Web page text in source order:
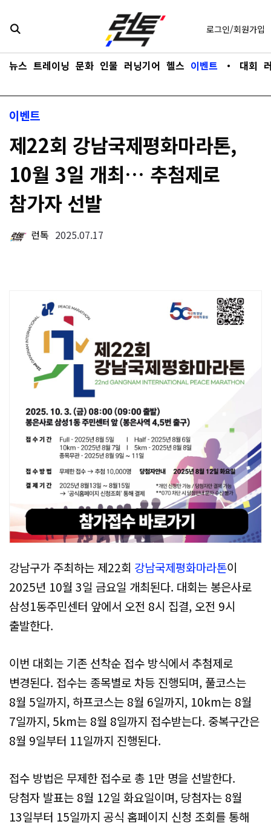
바로가기
뉴스 트레이닝 문화 인물 러닝기어 헬스 이벤트 ・ 대회
로그인/회원가입
이벤트
제22회 강남국제평화마라톤,
10월 3일 개최… 추첨제로
참가자 선발
런톡 2025.07.17
강남구가 주최하는 제22회 강남국제평화마라톤이
2025년 10월 3일 금요일 개최된다. 대회는 봉은사로
삼성1동주민센터 앞에서 오전 8시 집결, 오전 9시
출발한다.
이번 대회는 기존 선착순 접수 방식에서 추첨제로
변경된다. 접수는 종목별로 차등 진행되며, 풀코스는
8월 5일까지, 하프코스는 8월 6일까지, 10km는 8월
7일까지, 5km는 8월 8일까지 접수받는다. 중복구간은
8월 9일부터 11일까지 진행된다.
접수 방법은 무제한 접수로 총 1만 명을 선발한다.
당첨자 발표는 8월 12일 화요일이며, 당첨자는 8월
13일부터 15일까지 공식 홈페이지 신청 조회를 통해